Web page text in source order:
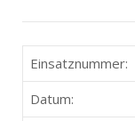
Einsatznummer:
Datum: